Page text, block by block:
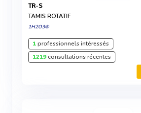
TR-S
TAMIS ROTATIF
1H2O3®
1professionnels intéressés
1219consultations récentes